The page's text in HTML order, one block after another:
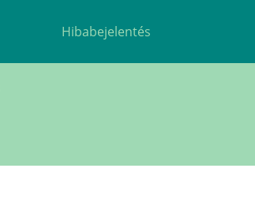
Hibabejelentés